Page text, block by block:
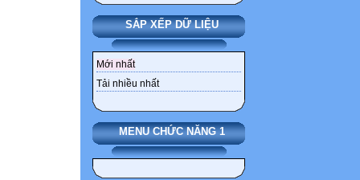
SẮP XẾP DỮ LIỆU
Mới nhất
Tải nhiều nhất
MENU CHỨC NĂNG 1